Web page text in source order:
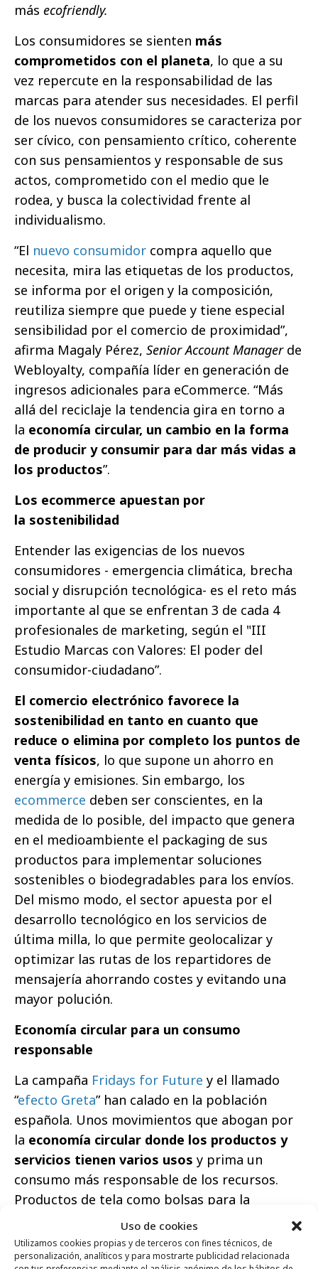
Uso de cookies
Utilizamos cookies propias y de terceros con fines técnicos, de
personalización, analíticos y para mostrarte publicidad relacionada
más ecofriendly.
Los consumidores se sienten más
comprometidos con el planeta, lo que a su
vez repercute en la responsabilidad de las
marcas para atender sus necesidades. El perfil
de los nuevos consumidores se caracteriza por
ser cívico, con pensamiento crítico, coherente
con sus pensamientos y responsable de sus
actos, comprometido con el medio que le
rodea, y busca la colectividad frente al
individualismo.
“El nuevo consumidor compra aquello que
necesita, mira las etiquetas de los productos,
se informa por el origen y la composición,
reutiliza siempre que puede y tiene especial
sensibilidad por el comercio de proximidad”,
afirma Magaly Pérez, Senior Account Manager de
Webloyalty, compañía líder en generación de
ingresos adicionales para eCommerce. “Más
allá del reciclaje la tendencia gira en torno a
la economía circular, un cambio en la forma
de producir y consumir para dar más vidas a
los productos”.
Los ecommerce apuestan por
la sostenibilidad
Entender las exigencias de los nuevos
consumidores - emergencia climática, brecha
social y disrupción tecnológica- es el reto más
importante al que se enfrentan 3 de cada 4
profesionales de marketing, según el "III
Estudio Marcas con Valores: El poder del
consumidor-ciudadano”.
El comercio electrónico favorece la
sostenibilidad en tanto en cuanto que
reduce o elimina por completo los puntos de
venta físicos, lo que supone un ahorro en
energía y emisiones. Sin embargo, los
ecommerce deben ser conscientes, en la
medida de lo posible, del impacto que genera
en el medioambiente el packaging de sus
productos para implementar soluciones
sostenibles o biodegradables para los envíos.
Del mismo modo, el sector apuesta por el
desarrollo tecnológico en los servicios de
última milla, lo que permite geolocalizar y
optimizar las rutas de los repartidores de
mensajería ahorrando costes y evitando una
mayor polución.
Economía circular para un consumo
responsable
La campaña Fridays for Future y el llamado
“efecto Greta” han calado en la población
española. Unos movimientos que abogan por
la economía circular donde los productos y
servicios tienen varios usos y prima un
consumo más responsable de los recursos.
Productos de tela como bolsas para la
compra, botellas de acero inoxidable, cepillos
de bambú para lavar los dientes o la copa
menstrual para la higiene íntima son algunos